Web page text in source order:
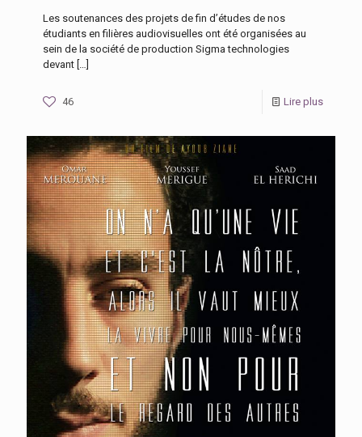
Les soutenances des projets de fin d’études de nos
étudiants en filières audiovisuelles ont été organisées au
sein de la société de production Sigma technologies
devant […]
46 Lire plus